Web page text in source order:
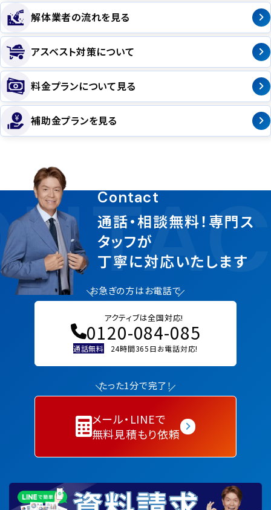
解体業者の流れを見る
アスベスト対策について
料金プランについて見る
補助金プランを見る
Contact
通話・相談無料！専門ス
タッフが
丁寧に対応いたします
お急ぎの方はお電話で
アクティブは全国対応!
0120-084-085
通話無料 24時間365日お電話対応!
たった1分で完了！
メール・LINEで
無料見積もり依頼